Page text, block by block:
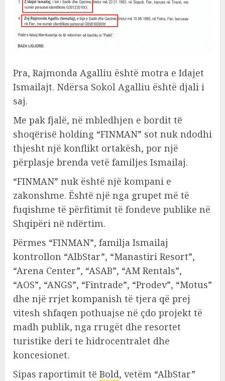
Pra, Rajmonda Agalliu është motra e Idajet
Ismailajt. Ndërsa Sokol Agalliu është djali i
saj.
Me pak fjalë, në mbledhjen e bordit tё
shoqёrisё holding “FINMAN” sot nuk ndodhi
thjesht një konflikt ortakësh, por një
përplasje brenda vetë familjes Ismailaj.
“FINMAN” nuk është një kompani e
zakonshme. Është një nga grupet më të
fuqishme të përfitimit të fondeve publike në
Shqipëri nё ndёrtim.
Përmes “FINMAN”, familja Ismailaj
kontrollon “AlbStar”, “Manastiri Resort”,
“Arena Center”, “ASAB”, “AM Rentals”,
“AOS”, “ANGS”, “Fintrade”, “Prodev”, “Motus”
dhe një rrjet kompanish të tjera që prej
vitesh shfaqen pothuajse në çdo projekt të
madh publik, nga rrugët dhe resortet
turistike deri te hidrocentralet dhe
koncesionet.
Sipas raportimit tё Bold, vetëm “AlbStar”